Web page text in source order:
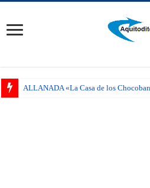
ALLANADA «La Casa de los